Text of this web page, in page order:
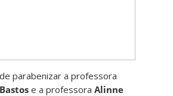
parabenizar a professora
e a professoraAlinne